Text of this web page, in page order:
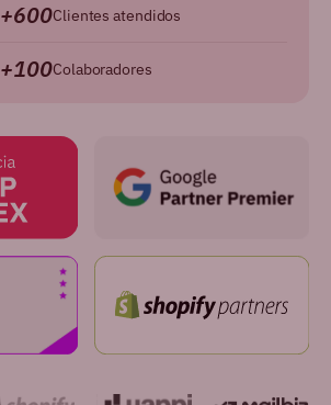
+600Clientes atendidos
+100Colaboradores